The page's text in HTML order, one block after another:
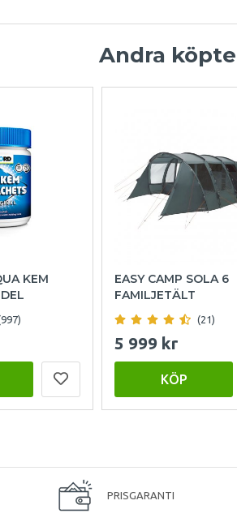
Andra
KEM
EASY CAMP SOLA 6
FAMILJETÄLT
(21)
5 999 kr
KÖP
PRISGARANTI